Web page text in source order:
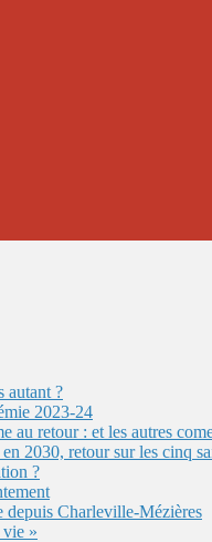
autant ?
2023-24
au retour : et les autres
2030, retour sur les cinq
?
depuis Charleville-Mézières
vie »